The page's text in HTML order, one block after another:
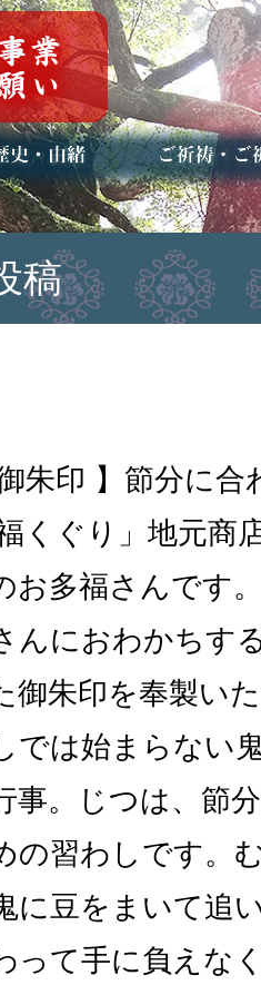
ご祭神
事
ア掲載 ご祈祷・ご祈
安産祈願
初宮参り
七五三詣
長寿のお祝い
神前結婚式
厄祓い・方位
車のお祓い
地鎮祭
神葬祭（神式
稿
朱印 】節分に
くぐり」地元商
お多福さんです
んにおわかちす
御朱印を奉製い
では始まらない
事。じつは、節
の習わしです。
に豆をまいて追
って手に負えな